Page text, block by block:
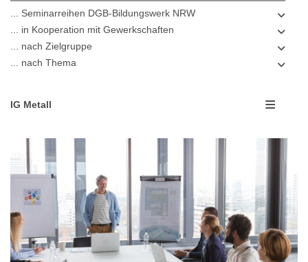
... Seminarreihen DGB-Bildungswerk NRW
... in Kooperation mit Gewerkschaften
... nach Zielgruppe
... nach Thema
IG Metall